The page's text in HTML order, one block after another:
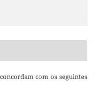
com os seguintes